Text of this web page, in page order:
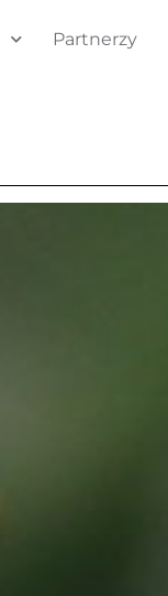
Partnerzy